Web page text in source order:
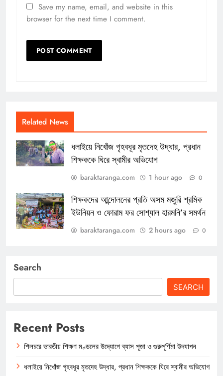
Save my name, email, and website in this
browser for the next time I comment.
Related News
ধলাইয়ে নিখোঁজ গৃহবধূর মৃতদেহ উদ্ধার, প্রধান
শিক্ষককে ঘিরে স্বামীর অভিযোগ
baraktaranga.com 1 hour ago 0
শিক্ষকদের আন্দোলনের প্রতি অসম মজুরি শ্রমিক
ইউনিয়ন ও ফোরাম ফর সোশ্যাল হারমনি’র সমর্থন
baraktaranga.com 2 hours ago 0
Search
SEARCH
Recent Posts
শিলচরে ভারতীয় শিক্ষণ মণ্ডলের উদ্যোগে ব্যাস পূজা ও গুরুপূর্ণিমা উদযাপন
ধলাইয়ে নিখোঁজ গৃহবধূর মৃতদেহ উদ্ধার, প্রধান শিক্ষককে ঘিরে স্বামীর অভিযোগ